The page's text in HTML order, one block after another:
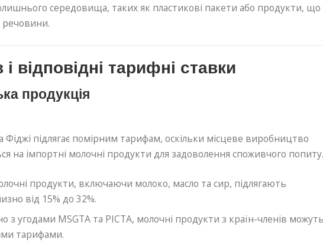
середовища, таких як пластикові пакети або продукти, що
речовини.
і відповідні тарифні ставки
продукція
підлягає помірним тарифам, оскільки місцеве виробництво
на імпортні молочні продукти для задоволення споживчого попиту.
продукти, включаючи молоко, масло та сир, підлягають
від 15% до 32%.
з угодами MSGTA та PICTA, молочні продукти з країн-членів
тарифами.